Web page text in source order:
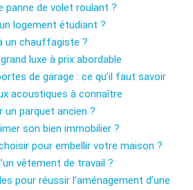
panne de volet roulant ?
logement étudiant ?
un chauffagiste ?
luxe à prix abordable
de garage : ce qu’il faut savoir
acoustiques à connaître
parquet ancien ?
son bien immobilier ?
pour embellir votre maison ?
vêtement de travail ?
pour réussir l’aménagement d’une